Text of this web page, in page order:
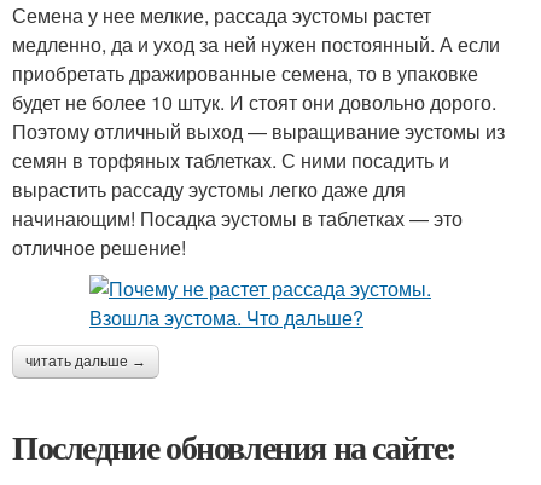
Семена у нее мелкие, рассада эустомы растет
медленно, да и уход за ней нужен постоянный. А если
приобретать дражированные семена, то в упаковке
будет не более 10 штук. И стоят они довольно дорого.
Поэтому отличный выход — выращивание эустомы из
семян в торфяных таблетках. С ними посадить и
вырастить рассаду эустомы легко даже для
начинающим! Посадка эустомы в таблетках — это
отличное решение!
читать дальше →
Последние обновления на сайте: